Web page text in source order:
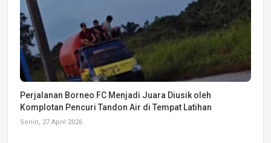
Perjalanan Borneo FC Menjadi Juara Diusik oleh
Komplotan Pencuri Tandon Air di Tempat Latihan
Senin, 27 April 2026